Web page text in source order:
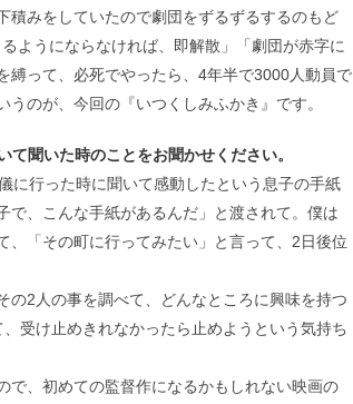
積みをしていたので劇団をずるずるするのもど
ようにならなければ、即解散」「劇団が赤字に
縛って、必死でやったら、4年半で3000人動員で
のが、今回の『いつくしみふかき』です。
聞いた時のことをお聞かせください。
に行った時に聞いて感動したという息子の手紙
で、こんな手紙があるんだ」と渡されて。僕は
「その町に行ってみたい」と言って、2日後位
の2人の事を調べて、どんなところに興味を持つ
受け止めきれなかったら止めようという気持ち
で、初めての監督作になるかもしれない映画の